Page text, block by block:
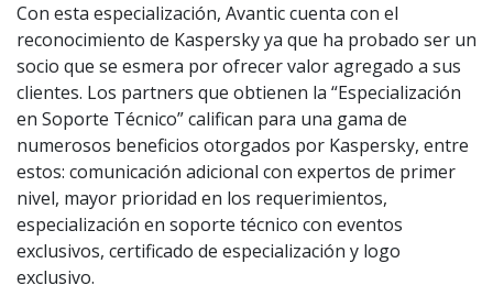
Con esta especialización, Avantic cuenta con el
reconocimiento de Kaspersky ya que ha probado ser un
socio que se esmera por ofrecer valor agregado a sus
clientes. Los partners que obtienen la “Especialización
en Soporte Técnico” califican para una gama de
numerosos beneficios otorgados por Kaspersky, entre
estos: comunicación adicional con expertos de primer
nivel, mayor prioridad en los requerimientos,
especialización en soporte técnico con eventos
exclusivos, certificado de especialización y logo
exclusivo.